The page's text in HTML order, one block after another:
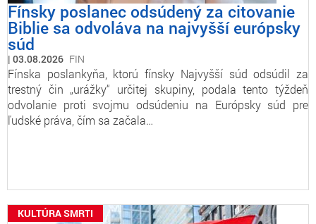
Fínsky poslanec odsúdený za citovanie
Biblie sa odvoláva na najvyšší európsky
súd
03.08.2026 FIN
Fínska poslankyňa, ktorú fínsky Najvyšší súd odsúdil za
trestný čin „urážky“ určitej skupiny, podala tento týždeň
odvolanie proti svojmu odsúdeniu na Európsky súd pre
ľudské práva, čím sa začala…
KULTÚRA SMRTI